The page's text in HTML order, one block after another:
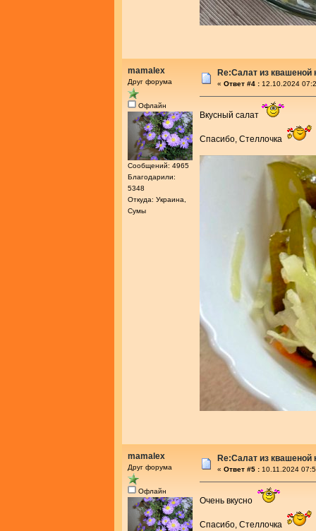
mamalex
Друг форума
Офлайн
Сообщений: 4965
Благодарили:
5348
Откуда: Украина,
Сумы
Re:Салат из
« Ответ #4 : 12.10.2024
Вкусный салат
Спасибо, Стеллочка
mamalex
Друг форума
Офлайн
Re:Салат из
« Ответ #5 : 10.11.2024
Очень вкусно
Спасибо, Стеллочка